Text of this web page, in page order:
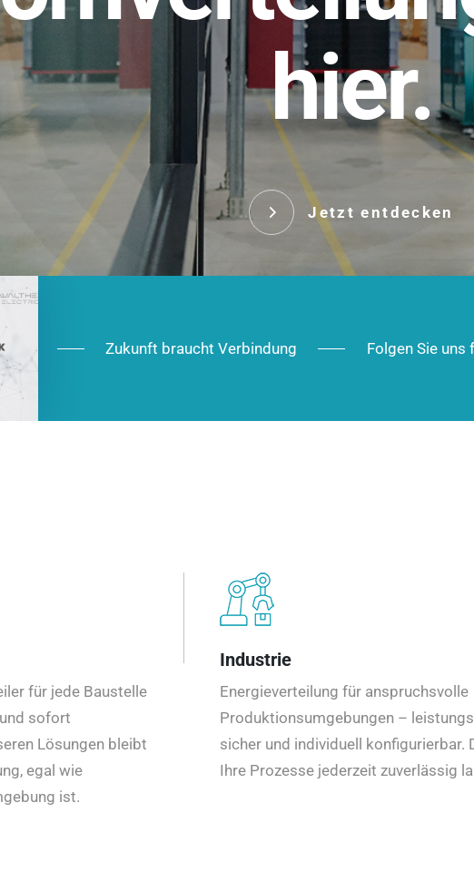
hier.
Jetzt entdecken
mit System. Robust im Alltag,
zukunftsfähig im Ausbau.
Das
robust, IP-
Zukunft braucht Verbindung Folgen Sie uns
für jede Baustelle
sofort
Lösungen bleibt
egal wie
ist.
Industrie
Energieverteilung für anspruchsvolle
Produktionsumgebungen –
sicher und individuell konfigurierbar.
Ihre Prozesse jederzeit zuverlässig